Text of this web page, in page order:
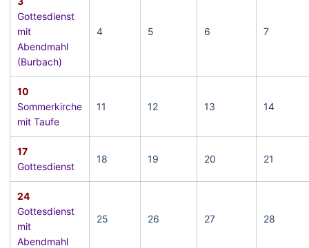
Gottesdienst
mit
Abendmahl
(Burbach)
4 5 6 7
10
Sommerkirche
mit Taufe
11 12 13 14
17
Gottesdienst
18 19 20 21
24
Gottesdienst
mit
Abendmahl
25 26 27 28